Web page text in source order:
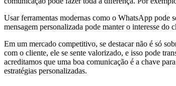
Usar ferramentas modernas como o WhatsApp pode
mensagem personalizada pode manter o interesse do
Em um mercado competitivo, se destacar não é só
com o cliente, ele se sente valorizado, e isso pode
acreditamos que uma boa comunicação é a chave
estratégias personalizadas.